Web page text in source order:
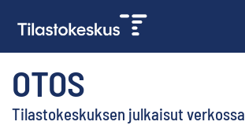
OTOS
Tilastokeskuksen julkaisut verkossa